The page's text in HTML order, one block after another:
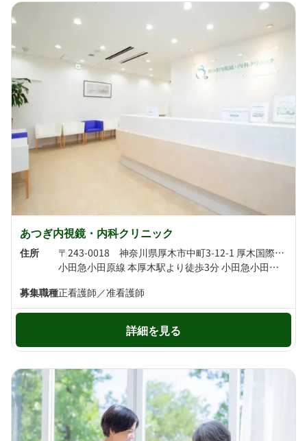
あつぎ内視鏡・内科クリニック
住所
〒243-0018 神奈川県厚木市中町3-12-1 厚木国際ビル7F
小田急小田原線 本厚木駅より徒歩3分 小田急小田原線 厚木駅より徒歩17分
募集職種正看護師／准看護師
詳細を見る